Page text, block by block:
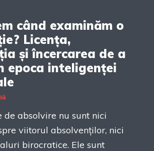
când examinăm o
Licența,
și încercarea de a
epoca inteligenței
de absolvire nu sunt nici
viitorul absolvenților, nici
birocratice. Ele sunt